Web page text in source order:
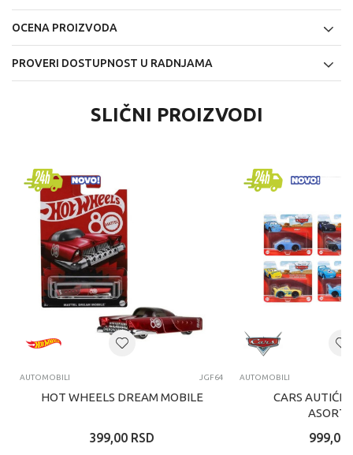
OCENA PROIZVODA
PROVERI DOSTUPNOST U RADNJAMA
SLIČNI PROIZVODI
AUTOMOBILI JGF64
HOT WHEELS DREAM MOBILE
399,00 RSD
AUTOMOBILI
CARS AUTIĆI
999,00